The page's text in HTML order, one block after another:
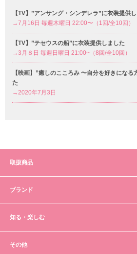
【TV】”アンサング・シンデレラ”に衣装提供
→7月16日 毎週木曜日 22:00〜（1回/全10回）
【TV】”テセウスの船”に衣装提供しました
→3月８日 毎週日曜日 21:00~（8回/全10回）
【映画】”癒しのこころみ 〜自分を好きになる
た
→2020年7月3日
取扱商品
ブランド
知る・楽しむ
その他